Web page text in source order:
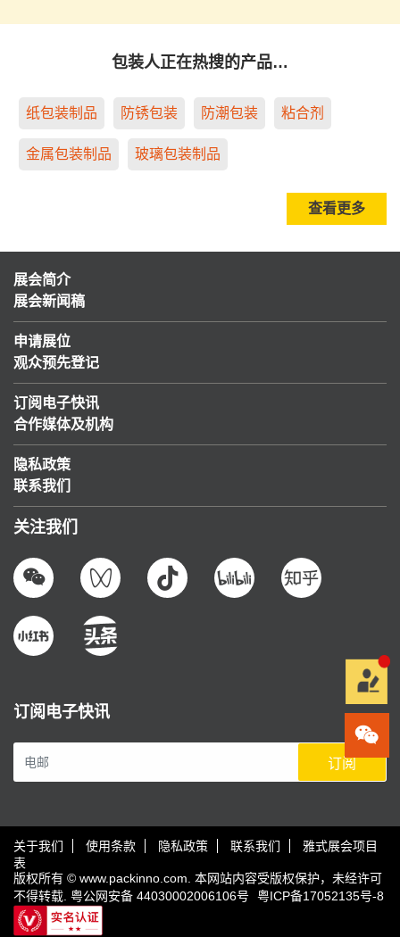
包装人正在热搜的产品…
纸包装制品 防锈包装 防潮包装 粘合剂
金属包装制品 玻璃包装制品
查看更多
展会简介
展会新闻稿
申请展位
观众预先登记
订阅电子快讯
合作媒体及机构
隐私政策
联系我们
关注我们
订阅电子快讯
订阅
关于我们 使用条款 隐私政策 联系我们
雅式展会项目
表
版权所有 © www.packinno.com. 本网站内容受版权保护，未经许可
不得转载. 粤公网安备 44030002006106号 粤ICP备17052135号-8